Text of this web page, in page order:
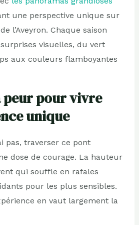
une perspective unique sur
l’Aveyron. Chaque saison
visuelles, du vert
aux couleurs flamboyantes
peur pour vivre
unique
pas, traverser ce pont
dose de courage. La hauteur
qui souffle en rafales
pour les plus sensibles.
en vaut largement la